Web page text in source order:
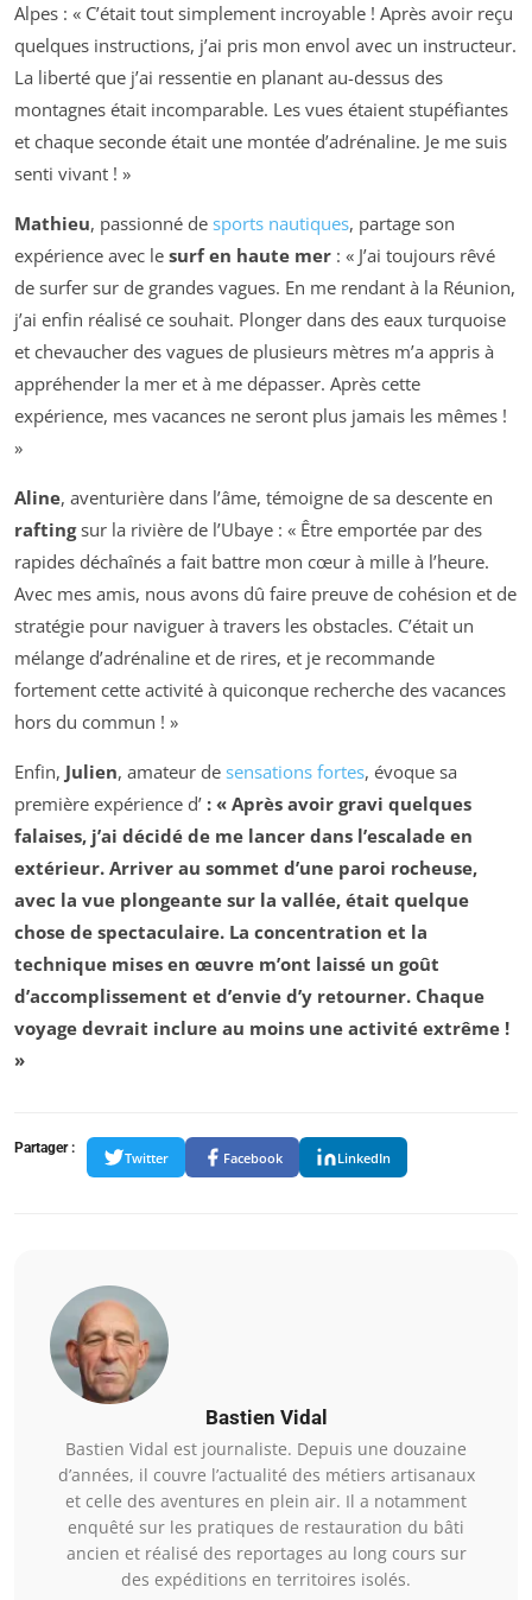
Alpes : « C’était tout simplement incroyable ! Après avoir reçu
quelques instructions, j’ai pris mon envol avec un instructeur.
La liberté que j’ai ressentie en planant au-dessus des
montagnes était incomparable. Les vues étaient stupéfiantes
et chaque seconde était une montée d’adrénaline. Je me suis
senti vivant ! »
Mathieu, passionné de sports nautiques, partage son
expérience avec le surf en haute mer : « J’ai toujours rêvé
de surfer sur de grandes vagues. En me rendant à la Réunion,
j’ai enfin réalisé ce souhait. Plonger dans des eaux turquoise
et chevaucher des vagues de plusieurs mètres m’a appris à
appréhender la mer et à me dépasser. Après cette
expérience, mes vacances ne seront plus jamais les mêmes !
»
Aline, aventurière dans l’âme, témoigne de sa descente en
raftingsur la rivière de l’Ubaye : « Être emportée par des
rapides déchaînés a fait battre mon cœur à mille à l’heure.
Avec mes amis, nous avons dû faire preuve de cohésion et de
stratégie pour naviguer à travers les obstacles. C’était un
mélange d’adrénaline et de rires, et je recommande
fortement cette activité à quiconque recherche des vacances
hors du commun ! »
Enfin, Julien, amateur de sensations fortes, évoque sa
première expérience d’ : « Après avoir gravi quelques
falaises, j’ai décidé de me lancer dans l’escalade en
extérieur. Arriver au sommet d’une paroi rocheuse,
avec la vue plongeante sur la vallée, était quelque
chose de spectaculaire. La concentration et la
technique mises en œuvre m’ont laissé un goût
d’accomplissement et d’envie d’y retourner. Chaque
voyage devrait inclure au moins une activité extrême !
»
Partager :
Twitter Facebook LinkedIn
Bastien Vidal
Bastien Vidal est journaliste. Depuis une douzaine
d’années, il couvre l’actualité des métiers artisanaux
et celle des aventures en plein air. Il a notamment
enquêté sur les pratiques de restauration du bâti
ancien et réalisé des reportages au long cours sur
des expéditions en territoires isolés.